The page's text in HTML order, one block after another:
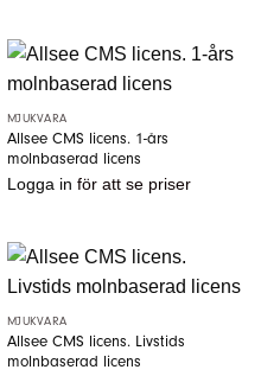
MJUKVARA
Allsee CMS licens. 1-års
molnbaserad licens
Logga in för att se priser
MJUKVARA
Allsee CMS licens. Livstids
molnbaserad licens